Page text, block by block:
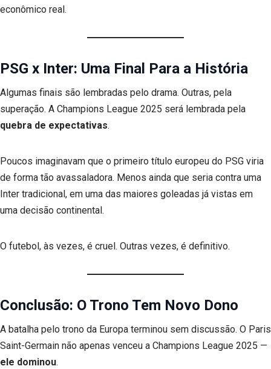
econômico real.
PSG x Inter: Uma Final Para a História
Algumas finais são lembradas pelo drama. Outras, pela
superação. A Champions League 2025 será lembrada pela
quebra de expectativas.
Poucos imaginavam que o primeiro título europeu do PSG viria
de forma tão avassaladora. Menos ainda que seria contra uma
Inter tradicional, em uma das maiores goleadas já vistas em
uma decisão continental.
O futebol, às vezes, é cruel. Outras vezes, é definitivo.
Conclusão: O Trono Tem Novo Dono
A batalha pelo trono da Europa terminou sem discussão. O Paris
Saint-Germain não apenas venceu a Champions League 2025 —
ele dominou.